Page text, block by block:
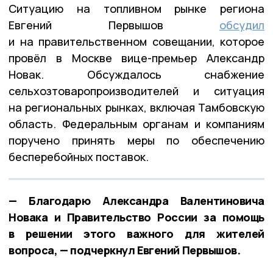
Ситуацию на топливном рынке региона
Евгений Первышов обсудил
и на правительственном совещании, которое
провёл в Москве вице-премьер Александр
Новак. Обсуждалось снабжение
сельхозтоваропроизводителей и ситуация
на региональных рынках, включая Тамбовскую
область. Федеральным органам и компаниям
поручено принять меры по обеспечению
бесперебойных поставок.
— Благодарю Александра Валентиновича
Новака и Правительство России за помощь
в решении этого важного для жителей
вопроса, — подчеркнул Евгений Первышов.